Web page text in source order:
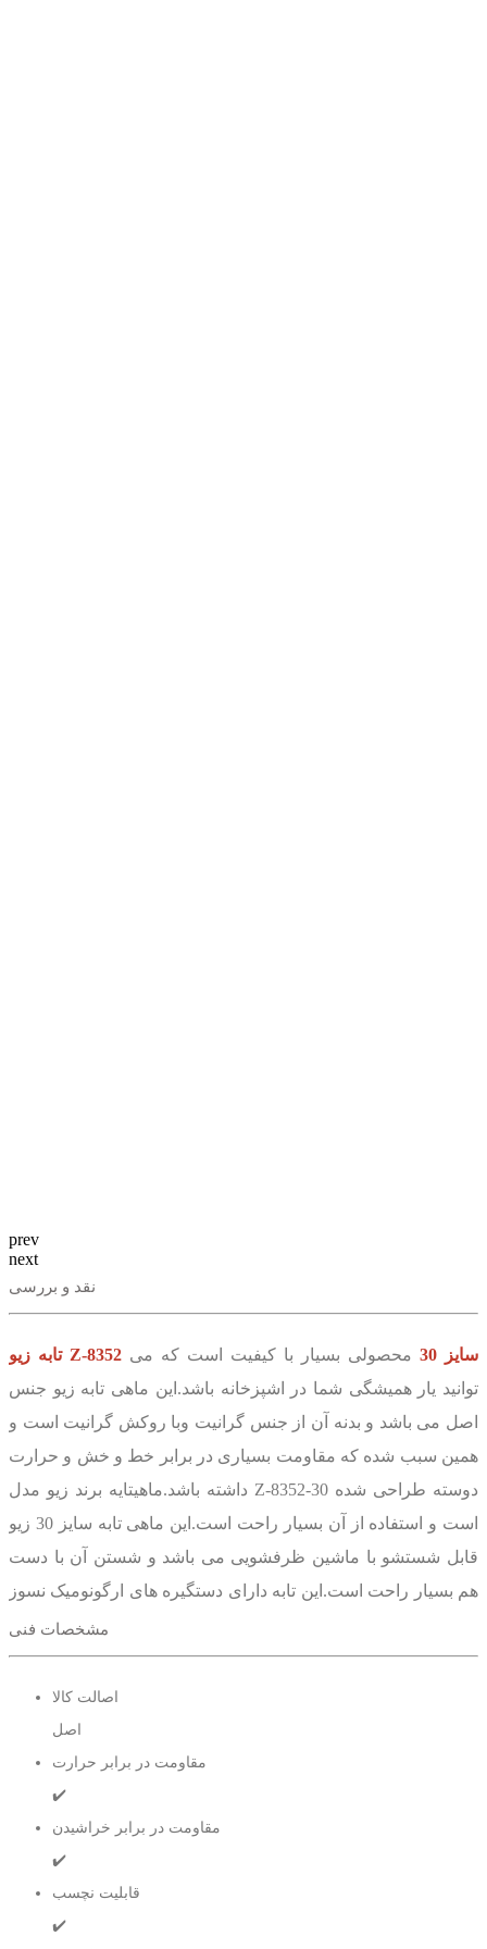
prev
next
نقد و بررسی
تابه زیو Z-8352 سایز 30
محصولی بسیار با کیفیت است که می
توانید یار همیشگی شما در اشپزخانه باشد.این ماهی تابه زیو جنس
اصل می باشد و بدنه آن از جنس گرانیت وبا روکش گرانیت است و
همین سبب شده که مقاومت بسیاری در برابر خط و خش و حرارت
داشته باشد.ماهیتایه برند زیو مدل Z-8352-30 دوسته طراحی شده
است و استفاده از آن بسیار راحت است.این ماهی تابه سایز 30 زیو
قابل شستشو با ماشین ظرفشویی می باشد و شستن آن با دست
هم بسیار راحت است.این تابه دارای دستگیره های ارگونومیک نسوز
چوب هست که بسیار خوش دست طراحی شدند و به راحتی می
توانید با استفاده از انها تابه را جا به جا کنید.درپوش این ماهیتابه
شیشه پیرکس می باشد که بسیار مقاوم است و حاشیه آن نیز با
مشاهده سایر ماهیتابه های موجود در رمز و راز
ماهیتابه های سایز 30
مشخصات فنی
اصالت کالا
اصل
مقاومت در برابر حرارت
✔️
مقاومت در برابر خراشیدن
✔️
قابلیت نچسب
✔️